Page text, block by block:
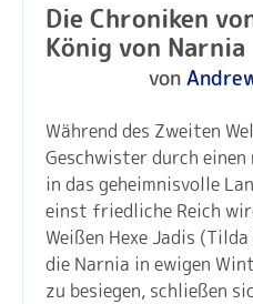
Die Chroniken
König von Narnia
von
Während des Zweiten
Geschwister durch einen
in das geheimnisvolle
einst friedliche Reich
Weißen Hexe Jadis
die Narnia in ewigen
zu besiegen, schließen